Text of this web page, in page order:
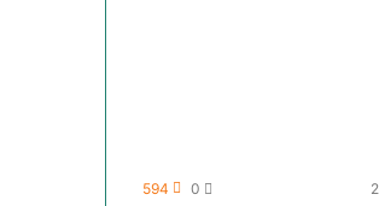
0
594